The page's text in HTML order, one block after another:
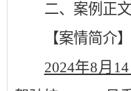
二、 案例正
【案情简介】
2024年8月